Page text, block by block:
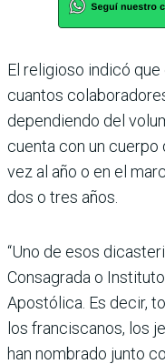
El religioso indicó
cuantos
dependiendo del
cuenta con un cuerpo
vez al año o en el
dos o tres años.
“Uno de esos
Consagrada o
Apostólica. Es decir,
los franciscanos, los
han nombrado junto